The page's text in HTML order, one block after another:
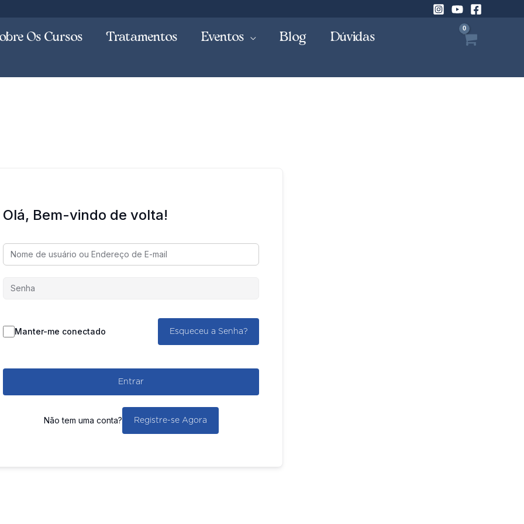
Os Cursos Tratamentos Eventos Blog
Dúvidas
Olá, Bem-vindo de volta!
Manter-me conectado Esqueceu a Senha?
Entrar
Não tem uma conta? Registre-se Agora